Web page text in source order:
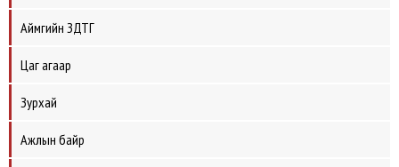
Аймгийн ЗДТГ
Цаг агаар
Зурхай
Ажлын байр